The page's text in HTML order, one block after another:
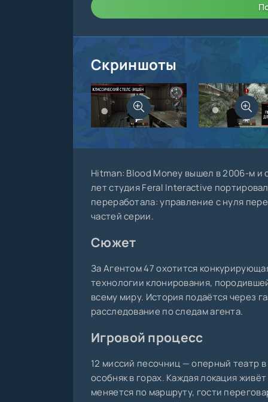
Скриншоты
Hitman: Blood Money вышел в 2006-м и
лет студия Feral Interactive
переработала: управление с нуля
частей серии.
Сюжет
За Агентом 47 охотится
технологии клонирования,
всему миру. История подаётся через
расследование по следам агента.
Игровой процесс
12 миссий песочниц — оперный театр
особняк в горах. Каждая локация
меняется по маршруту, гости